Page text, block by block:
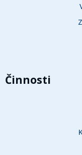
Činnosti